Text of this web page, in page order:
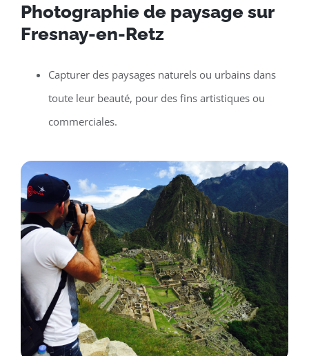
Photographie de paysage sur
Fresnay-en-Retz
Capturer des paysages naturels ou urbains dans
toute leur beauté, pour des fins artistiques ou
commerciales.